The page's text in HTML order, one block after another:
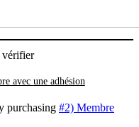
vérifier
avec une adhésion
purchasing #2) Membre